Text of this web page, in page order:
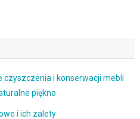
czyszczenia i konserwacji mebli
piękno
i ich zalety